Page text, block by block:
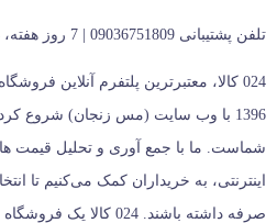
تلفن پشتیبانی 09036751809 | 7 روز هفته، 24 ساعته پاسخگوی شما هستیم
024 کالا، معتبرترین پلتفرم آنلاین
شماست. ما با جمع‌ آوری و تحلیل قیمت‌ ها
اینترنتی، به خریداران کمک می‌کنیم تا
صرفه داشته باشند. 024